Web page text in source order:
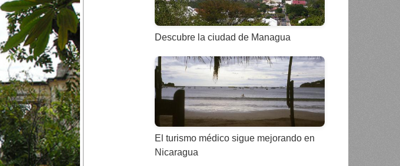
Descubre la ciudad de Managua
El turismo médico sigue mejorando en
Nicaragua